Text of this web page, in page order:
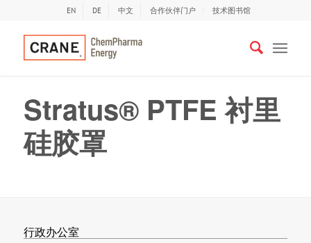
EN DE 中文 合作伙伴门户 技术图书馆
Stratus® PTFE 衬里
硅胶罩
行政办公室